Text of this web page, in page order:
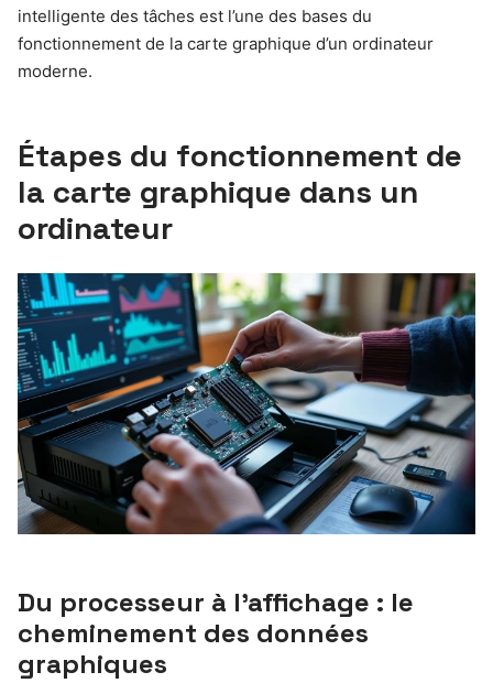
intelligente des tâches est l’une des bases du
fonctionnement de la carte graphique d’un ordinateur
moderne.
Étapes du fonctionnement de
la carte graphique dans un
ordinateur
Du processeur à l’affichage : le
cheminement des données
graphiques